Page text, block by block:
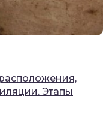
Этапы